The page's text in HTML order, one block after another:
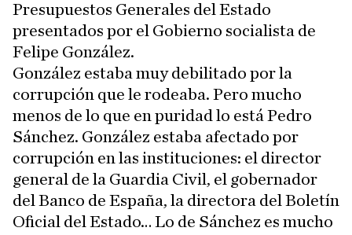
Presupuestos Generales del Estado
presentados por el Gobierno socialista de
Felipe González.
González estaba muy debilitado por la
corrupción que le rodeaba. Pero mucho
menos de lo que en puridad lo está Pedro
Sánchez. González estaba afectado por
corrupción en las instituciones: el director
general de la Guardia Civil, el gobernador
del Banco de España, la directora del Boletín
Oficial del Estado… Lo de Sánchez es mucho